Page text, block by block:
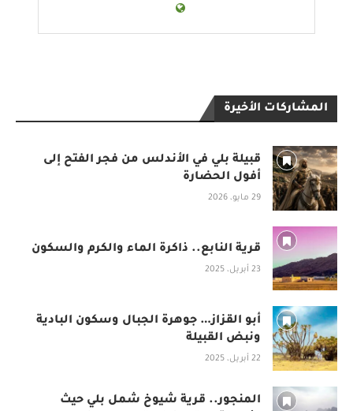
المشاركات الأخيرة
قبيلة بلي في الأندلس من فجر الفتح إلى
أفول الحضارة
29 مايو، 2026
قرية النابع.. ذاكرة الماء والكرم والسكون
23 أبريل، 2025
أبو القزاز… جوهرة الجبال وسكون البادية
ونبض القبيلة
22 أبريل، 2025
المنجور.. قرية شيوخ شمل بلي حيث